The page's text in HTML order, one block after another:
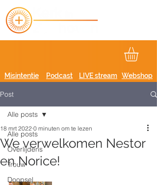
Podcast
Misintentie LIVE stream Webshop
Post
Alle posts
Overlijdens
Trouw
Doopsel
Alle posts
We verwelkomen Nestor
en Norice!
18 mrt 2022 0 minuten om te lezen